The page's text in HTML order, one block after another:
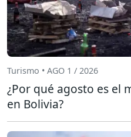
Turismo • AGO 1 / 2026
¿Por qué agosto es el
en Bolivia?